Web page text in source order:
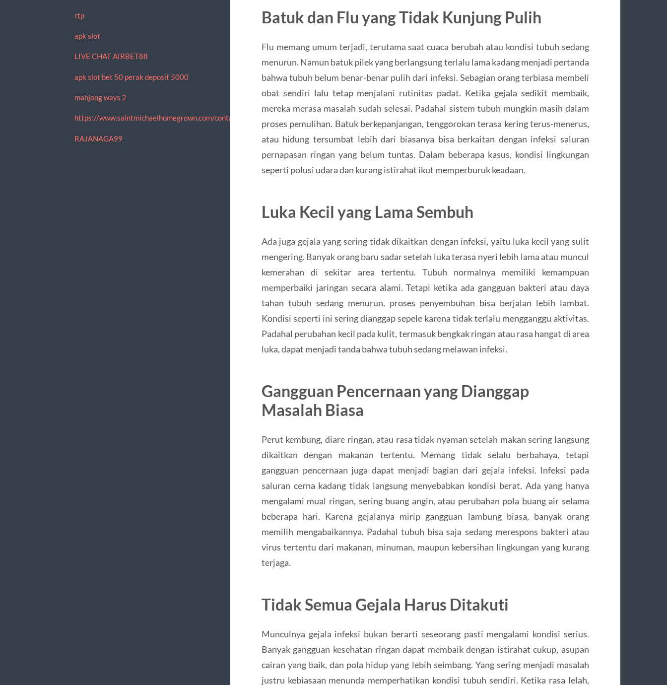
rtp
apk slot
LIVE CHAT AIRBET88
apk slot bet 50 perak deposit 5000
mahjong ways 2
https://www.saintmichaelhomegrown.com/contact
RAJANAGA99
Batuk dan Flu yang Tidak Kunjung Pulih
Flu memang umum terjadi, terutama saat cuaca berubah atau kondisi tubuh sedang
menurun. Namun batuk pilek yang berlangsung terlalu lama kadang menjadi pertanda
bahwa tubuh belum benar-benar pulih dari infeksi. Sebagian orang terbiasa membeli
obat sendiri lalu tetap menjalani rutinitas padat. Ketika gejala sedikit membaik,
mereka merasa masalah sudah selesai. Padahal sistem tubuh mungkin masih dalam
proses pemulihan. Batuk berkepanjangan, tenggorokan terasa kering terus-menerus,
atau hidung tersumbat lebih dari biasanya bisa berkaitan dengan infeksi saluran
pernapasan ringan yang belum tuntas. Dalam beberapa kasus, kondisi lingkungan
seperti polusi udara dan kurang istirahat ikut memperburuk keadaan.
Luka Kecil yang Lama Sembuh
Ada juga gejala yang sering tidak dikaitkan dengan infeksi, yaitu luka kecil yang sulit
mengering. Banyak orang baru sadar setelah luka terasa nyeri lebih lama atau muncul
kemerahan di sekitar area tertentu. Tubuh normalnya memiliki kemampuan
memperbaiki jaringan secara alami. Tetapi ketika ada gangguan bakteri atau daya
tahan tubuh sedang menurun, proses penyembuhan bisa berjalan lebih lambat.
Kondisi seperti ini sering dianggap sepele karena tidak terlalu mengganggu aktivitas.
Padahal perubahan kecil pada kulit, termasuk bengkak ringan atau rasa hangat di area
luka, dapat menjadi tanda bahwa tubuh sedang melawan infeksi.
Gangguan Pencernaan yang Dianggap
Masalah Biasa
Perut kembung, diare ringan, atau rasa tidak nyaman setelah makan sering langsung
dikaitkan dengan makanan tertentu. Memang tidak selalu berbahaya, tetapi
gangguan pencernaan juga dapat menjadi bagian dari gejala infeksi. Infeksi pada
saluran cerna kadang tidak langsung menyebabkan kondisi berat. Ada yang hanya
mengalami mual ringan, sering buang angin, atau perubahan pola buang air selama
beberapa hari. Karena gejalanya mirip gangguan lambung biasa, banyak orang
memilih mengabaikannya. Padahal tubuh bisa saja sedang merespons bakteri atau
virus tertentu dari makanan, minuman, maupun kebersihan lingkungan yang kurang
terjaga.
Tidak Semua Gejala Harus Ditakuti
Munculnya gejala infeksi bukan berarti seseorang pasti mengalami kondisi serius.
Banyak gangguan kesehatan ringan dapat membaik dengan istirahat cukup, asupan
cairan yang baik, dan pola hidup yang lebih seimbang. Yang sering menjadi masalah
justru kebiasaan menunda memperhatikan kondisi tubuh sendiri. Ketika rasa lelah,